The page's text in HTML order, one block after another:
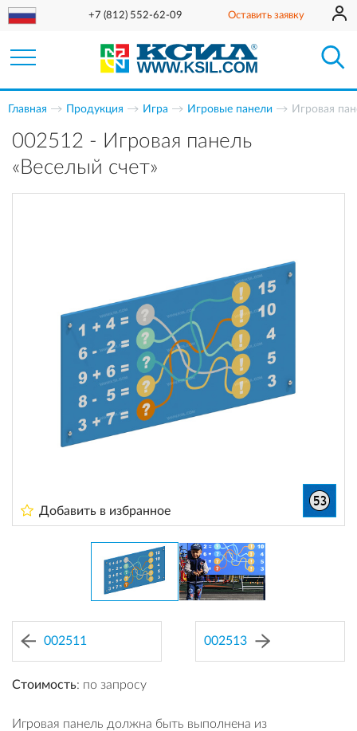
+7 (812) 552-62-09 Оставить заявку
Главная Продукция Игра Игровые панели Игровая
002512 - Игровая панель
«Веселый счет»
Добавить в избранное
002511 002513
Стоимость: по запросу
Игровая панель должна быть выполнена из